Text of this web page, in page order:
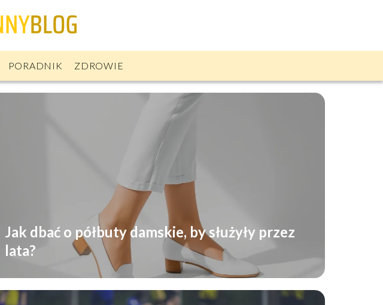
PORADNIK ZDROWIE
Jak dbać o półbuty damskie, by służyły przez
lata?